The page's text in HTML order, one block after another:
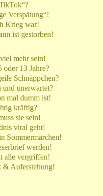
Verspätung“!
Krieg war!
ist gestorben!
mehr sein!
13 Jahre?
Schnäppchen?
unerwartet?
mal dumm ist!
kräftig?
sie sein!
viral geht!
Sommermärchen!
werden!
alle vergriffen!
& Auferstehung!